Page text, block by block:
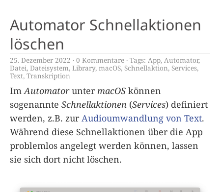
Automator Schnellaktionen
löschen
25. Dezember 2022 0 Kommentare Tags: App, Automator,
Datei, Dateisystem, Library, macOS, Schnellaktion, Services,
Text, Transkription
Im Automatorunter macOS können
sogenannte Schnellaktionen (Services) definiert
werden, z.B. zur Audioumwandlung von Text.
Während diese Schnellaktionen über die App
problemlos angelegt werden können, lassen
sie sich dort nicht löschen.